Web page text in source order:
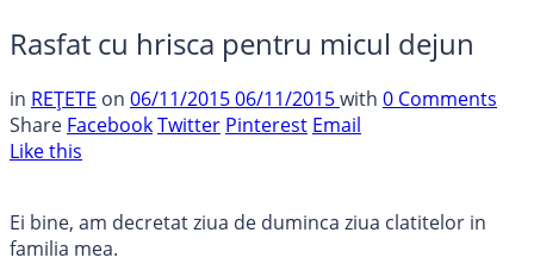
Rasfat cu hrisca pentru micul dejun
in REȚETE on 06/11/201506/11/2015with 0 Comments
Share FacebookTwitter Pinterest Email
Like this
Ei bine, am decretat ziua de duminca ziua clatitelor in
familia mea.